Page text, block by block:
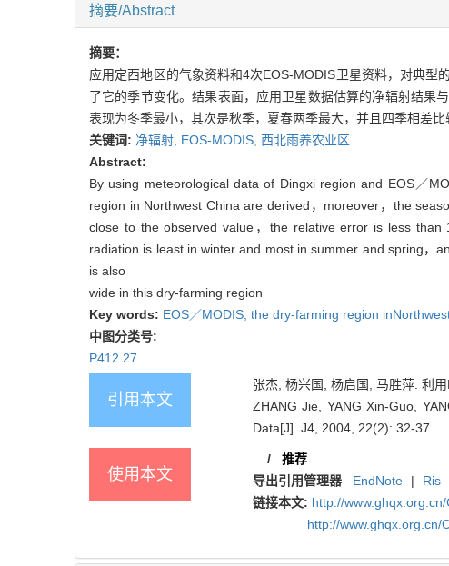
摘要/Abstract
摘要：
应用定西地区的气象资料和4次EOS-MODIS卫星资料，对典
了它的季节变化。结果表面，应用卫星数据估算的净辐射结果
表现为冬季最小，其次是秋季，夏春两季最大，并且四季相差
关键词: 净辐射, EOS-MODIS, 西北雨养农业区
Abstract:
By using meteorological data of Dingxi region and EOS／
region in Northwest China are derived，moreover，the
close to the observed value，the relative error is less
radiation is least in winter and most in summer and spring，
is also
wide in this dry-farming region
Key words: EOS／MODIS, the dry-farming region
中图分类号:
P412.27
引用本文
张杰, 杨兴国, 杨启国, 马胜萍. 利
ZHANG Jie, YANG Xin-Guo,
Data[J]. J4, 2004, 22(2): 32-37.
使用本文
/ 推荐
导出引用管理器
EndNote | Ris
链接本文: http://www.ghqx.org.cn/
http://www.ghqx.org.cn/